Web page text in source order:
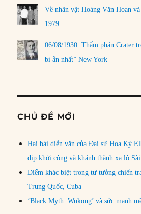
Về nhân vật Hoàng Văn Hoan
1979
06/08/1930: Thẩm phán Crater
bí ẩn nhất” New York
CHỦ ĐỀ MỚI
Hai bài diễn văn của Đại sứ Hoa Kỳ
dịp khởi công và khánh thành xa lộ
Điểm khác biệt trong tư tưởng chiến
Trung Quốc, Cuba
‘Black Myth: Wukong’ và sức mạnh